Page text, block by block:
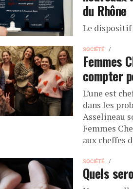
du Rhône
Le dispositif
SOCIÉTÉ
Femmes
compter
L’une est
dans les
Asselineau
Femmes
aux cheffes
SOCIÉTÉ
Quels